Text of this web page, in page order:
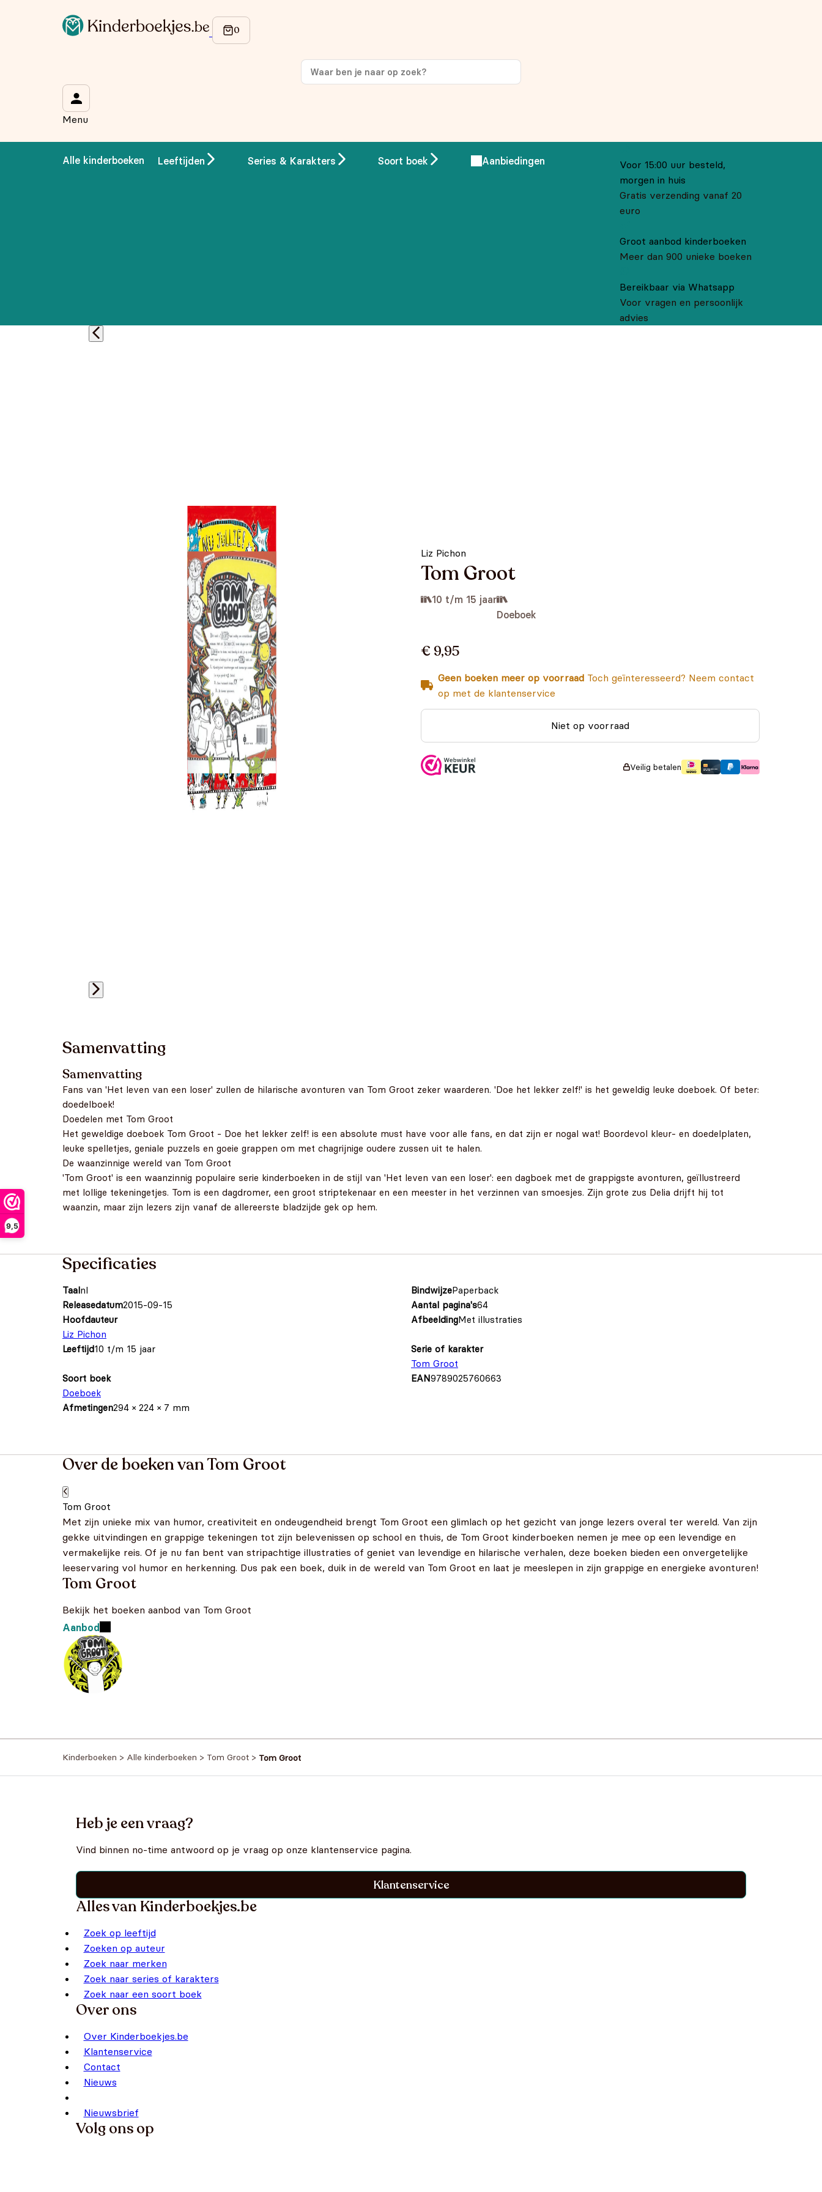
9,5
Menu
Alle kinderboeken Leeftijden Series & Karakters Soort boek Aanbiedingen
Voor 15:00 uur besteld,
morgen in huis
Gratis verzending vanaf 20
euro
Groot aanbod kinderboeken
Meer dan 900 unieke boeken
Bereikbaar via Whatsapp
Voor vragen en persoonlijk
advies
Liz Pichon
Tom Groot
10 t/m 15 jaar
Doeboek
€ 9,95
Geen boeken meer op voorraad Toch geïnteresseerd? Neem contact
op met de klantenservice
Niet op voorraad
Veilig betalen
Samenvatting
Samenvatting
Fans van 'Het leven van een loser' zullen de hilarische avonturen van Tom Groot zeker waarderen. 'Doe het lekker zelf!' is het geweldig leuke doeboek. Of beter:
doedelboek!
Doedelen met Tom Groot
Het geweldige doeboek Tom Groot - Doe het lekker zelf! is een absolute must have voor alle fans, en dat zijn er nogal wat! Boordevol kleur- en doedelplaten,
leuke spelletjes, geniale puzzels en goeie grappen om met chagrijnige oudere zussen uit te halen.
De waanzinnige wereld van Tom Groot
'Tom Groot' is een waanzinnig populaire serie kinderboeken in de stijl van 'Het leven van een loser': een dagboek met de grappigste avonturen, geïllustreerd
met lollige tekeningetjes. Tom is een dagdromer, een groot striptekenaar en een meester in het verzinnen van smoesjes. Zijn grote zus Delia drijft hij tot
waanzin, maar zijn lezers zijn vanaf de allereerste bladzijde gek op hem.
Specificaties
Taalnl BindwijzePaperback
Releasedatum2015-09-15 Aantal pagina's64
Hoofdauteur
Liz Pichon
AfbeeldingMet illustraties
Leeftijd10 t/m 15 jaar
Serie of karakter
Tom Groot
Soort boek
Doeboek
EAN9789025760663
Afmetingen294 × 224 × 7 mm
Over de boeken van Tom Groot
Tom Groot
Met zijn unieke mix van humor, creativiteit en ondeugendheid brengt Tom Groot een glimlach op het gezicht van jonge lezers overal ter wereld. Van zijn
gekke uitvindingen en grappige tekeningen tot zijn belevenissen op school en thuis, de Tom Groot kinderboeken nemen je mee op een levendige en
vermakelijke reis. Of je nu fan bent van stripachtige illustraties of geniet van levendige en hilarische verhalen, deze boeken bieden een onvergetelijke
leeservaring vol humor en herkenning. Dus pak een boek, duik in de wereld van Tom Groot en laat je meeslepen in zijn grappige en energieke avonturen!
Tom Groot
Bekijk het boeken aanbod van Tom Groot
Aanbod
Kinderboeken > Alle kinderboeken > Tom Groot > Tom Groot
Heb je een vraag?
Vind binnen no-time antwoord op je vraag op onze klantenservice pagina.
Klantenservice
Alles van Kinderboekjes.be
Zoek op leeftijd
Zoeken op auteur
Zoek naar merken
Zoek naar series of karakters
Zoek naar een soort boek
Over ons
Over Kinderboekjes.be
Klantenservice
Contact
Nieuws
Nieuwsbrief
Volg ons op
Op de hoogte blijven van onze acties?
op je eerste aankoop!
Wat is je voornaam?